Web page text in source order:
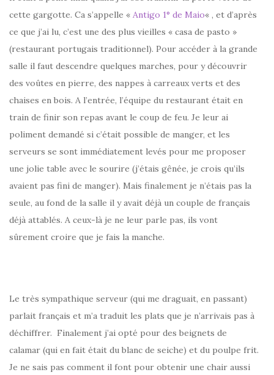
cette gargotte. Ca s’appelle « Antigo 1° de Maio« , et d’après
ce que j’ai lu, c’est une des plus vieilles « casa de pasto »
(restaurant portugais traditionnel). Pour accéder à la grande
salle il faut descendre quelques marches, pour y découvrir
des voûtes en pierre, des nappes à carreaux verts et des
chaises en bois. A l’entrée, l’équipe du restaurant était en
train de finir son repas avant le coup de feu. Je leur ai
poliment demandé si c’était possible de manger, et les
serveurs se sont immédiatement levés pour me proposer
une jolie table avec le sourire (j’étais gênée, je crois qu’ils
avaient pas fini de manger). Mais finalement je n’étais pas la
seule, au fond de la salle il y avait déjà un couple de français
déjà attablés. A ceux-là je ne leur parle pas, ils vont
sûrement croire que je fais la manche.
Le très sympathique serveur (qui me draguait, en passant)
parlait français et m’a traduit les plats que je n’arrivais pas à
déchiffrer. Finalement j’ai opté pour des beignets de
calamar (qui en fait était du blanc de seiche) et du poulpe frit.
Je ne sais pas comment il font pour obtenir une chair aussi